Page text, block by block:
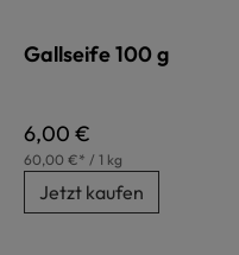
Gallseife 100 g
Regulärer Preis:
6,00 €
60,00 €* / 1 kg
Jetzt kaufen